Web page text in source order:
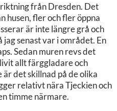
från Dresden. Det
husen, fler och fler öppna
är inte längre grå och
senast var i området. En
Sedan muren revs det
allt färggladare och
det skillnad på de olika
relativt nära Tjeckien och
timme närmare.